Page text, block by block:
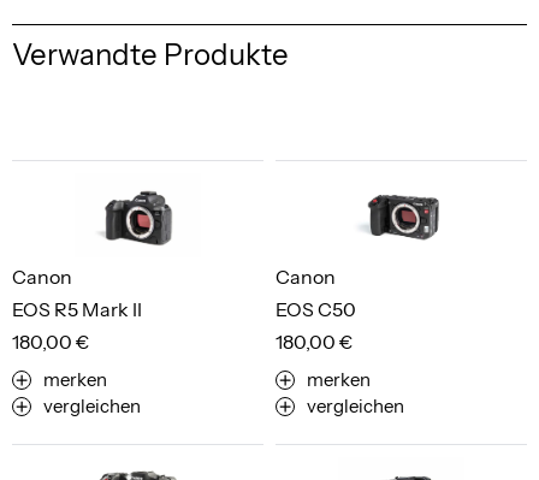
Verwandte Produkte
EOS R5 Mark II
Canon
180,00 €
merken
vergleichen
EOS C50
Canon
180,00 €
merken
vergleichen